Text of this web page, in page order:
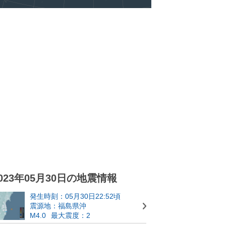
年05月30日の地震情報
発生時刻：05月30日22:52頃
震源地：福島県沖
M4.0
最大震度：2